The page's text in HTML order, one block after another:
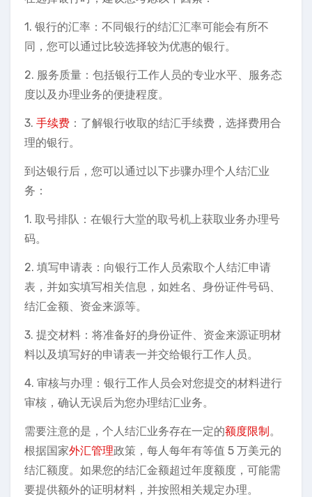
1. 银行的汇率：不同银行的结汇汇率可能会有所不
同，您可以通过比较选择较为优惠的银行。
2. 服务质量：包括银行工作人员的专业水平、服务态
度以及办理业务的便捷程度。
3. 手续费 ：了解银行收取的结汇手续费，选择费用合
理的银行。
到达银行后，您可以通过以下步骤办理个人结汇业
务：
1. 取号排队：在银行大堂的取号机上获取业务办理号
码。
2. 填写申请表：向银行工作人员索取个人结汇申请
表，并如实填写相关信息，如姓名、身份证件号码、
结汇金额、资金来源等。
3. 提交材料：将准备好的身份证件、资金来源证明材
料以及填写好的申请表一并交给银行工作人员。
4. 审核与办理：银行工作人员会对您提交的材料进行
审核，确认无误后为您办理结汇业务。
需要注意的是，个人结汇业务存在一定的额度限制。
根据国家外汇管理政策，每人每年有等值 5 万美元的
结汇额度。如果您的结汇金额超过年度额度，可能需
要提供额外的证明材料，并按照相关规定办理。